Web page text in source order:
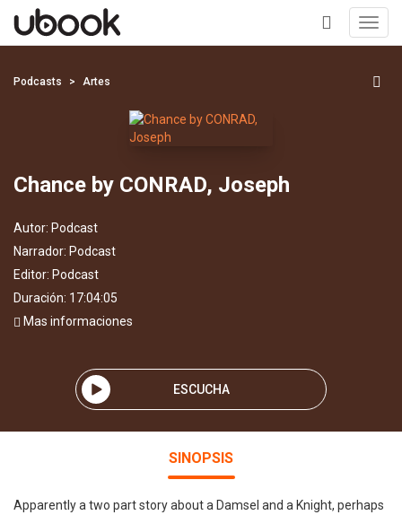
+
Podcasts Artes
Chance by CONRAD, Joseph
Autor: Podcast
Narrador: Podcast
Editor: Podcast
Duración: 17:04:05
Mas informaciones
ESCUCHA
SINOPSIS
Apparently a two part story about a Damsel and a Knight, perhaps